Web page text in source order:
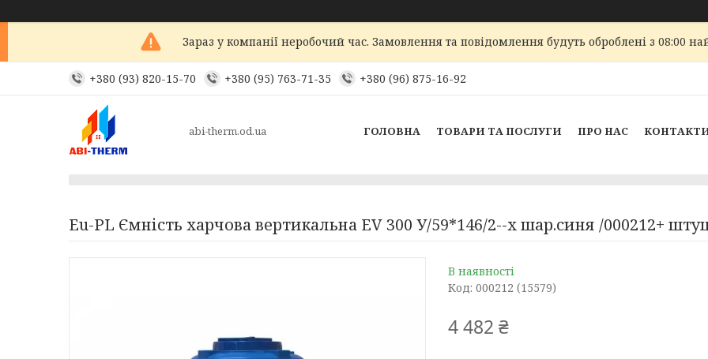
Зараз у компанії неробочий час. Замовлення та повідомлення будуть оброблені з 08:00
+380 (93) 820-15-70 +380 (95) 763-71-35 +380 (96) 875-16-92
abi-therm.od.ua ГОЛОВНА ТОВАРИ ТА ПОСЛУГИ ПРО НАС
Eu-PL Ємність харчова вертикальна EV 300 У/59*146/2--х шар.синя /000212+
В наявності
Код: 000212 (15579)
4 482 ₴